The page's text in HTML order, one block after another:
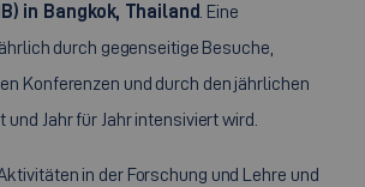
in Bangkok, Thailand . Eine
durch gegenseitige Besuche,
Konferenzen und durch den jährlichen
Jahr für Jahr intensiviert wird.
in der Forschung und Lehre und